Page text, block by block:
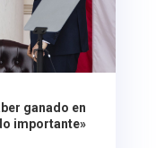
ganado en
importante»